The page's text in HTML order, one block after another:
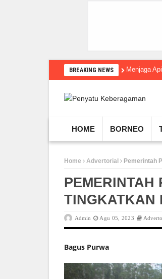
BREAKING NEWS Menjaga
HOME BORNEO
Home Advertorial Pemerintah
PEMERINTAH
TINGKATKAN
Admin Agu 05, 2023
Bagus Purwa